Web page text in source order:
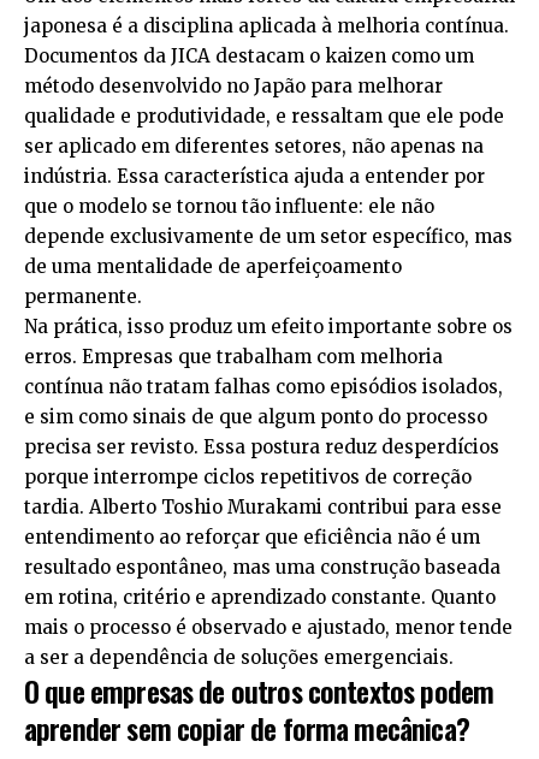
japonesa é a disciplina aplicada à melhoria contínua.
Documentos da JICA destacam o kaizen como um
método desenvolvido no Japão para melhorar
qualidade e produtividade, e ressaltam que ele pode
ser aplicado em diferentes setores, não apenas na
indústria. Essa característica ajuda a entender por
que o modelo se tornou tão influente: ele não
depende exclusivamente de um setor específico, mas
de uma mentalidade de aperfeiçoamento
permanente.
Na prática, isso produz um efeito importante sobre os
erros. Empresas que trabalham com melhoria
contínua não tratam falhas como episódios isolados,
e sim como sinais de que algum ponto do processo
precisa ser revisto. Essa postura reduz desperdícios
porque interrompe ciclos repetitivos de correção
tardia. Alberto Toshio Murakami contribui para esse
entendimento ao reforçar que eficiência não é um
resultado espontâneo, mas uma construção baseada
em rotina, critério e aprendizado constante. Quanto
mais o processo é observado e ajustado, menor tende
a ser a dependência de soluções emergenciais.
O que empresas de outros contextos podem
aprender sem copiar de forma mecânica?